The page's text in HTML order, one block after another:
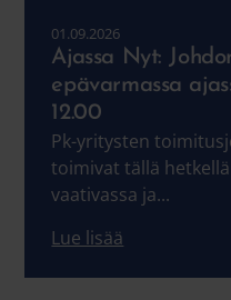
Ajassa Nyt:
epävarmassa
12.00
01.09.2026
Pk-yritysten
toimivat tällä
vaativassa ja...
Lue lisää